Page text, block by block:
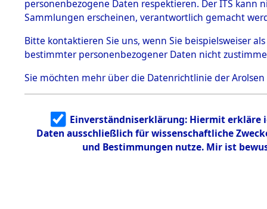
5.3
Todesmärsche
5.3.1 Alliierte
Erhebungen
zu
Todesmärsch
en
5.3.2
Identifizierun
g
5.3.3
Todesmärsch
0006
personenbezogene Daten respektieren. Der ITS
Sammlungen erscheinen, verantwortlich gemacht
Bitte kontaktieren Sie uns, wenn Sie beispielsweiser
bestimmter personenbezogener Daten nicht
Sie möchten mehr über die Datenrichtlinie der Arolsen
Einverständniserklärung: Hiermit erkläre
Daten ausschließlich für wissenschaftliche
und Bestimmungen nutze. Mir ist